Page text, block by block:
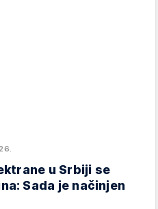
u Srbiji se
Sada je načinjen